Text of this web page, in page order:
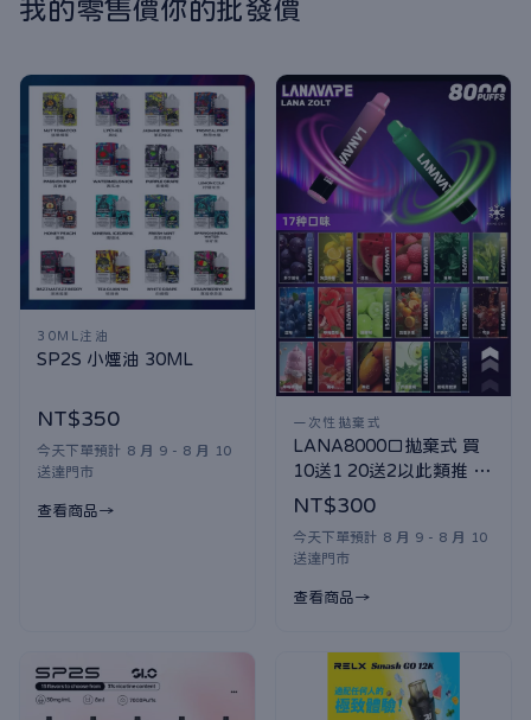
我的零售價你的批發價
30ML注油
SP2S 小煙油 30ML
NT$350
今天下單預計 8 月 9 - 8 月 10
送達門市
查看商品
一次性拋棄式
LANA8000口拋棄式 買
10送1 20送2以此類推 口
味隨機贈送
NT$300
今天下單預計 8 月 9 - 8 月 10
送達門市
查看商品